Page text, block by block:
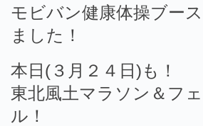
モビバン健康体操ブー
ました！
本日(３月２４日)も！
東北風土マラソン＆フ
ル！